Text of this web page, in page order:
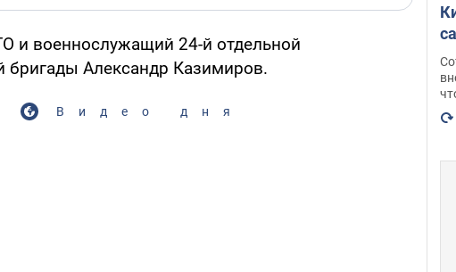
и военнослужащий 24-й отдельной
бригады Александр Казимиров.
Видео дня